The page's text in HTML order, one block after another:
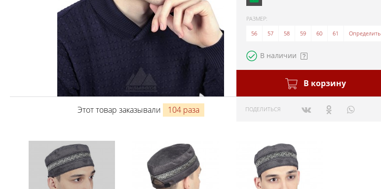
РАЗМЕР:
56
57 58 59 60 61 Определить
В наличии
В корзину
ПОДЕЛИТЬСЯ
Этот товар заказывали 104 раза